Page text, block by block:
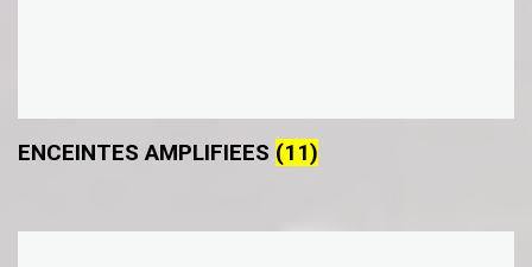
ENCEINTES AMPLIFIEES (11)